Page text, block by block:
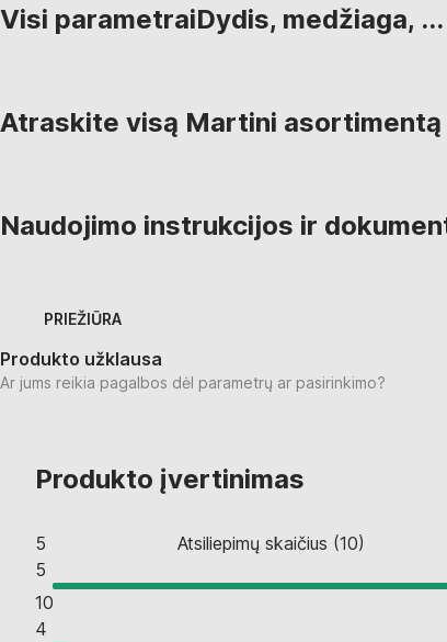
Visi parametraiDydis, medžiaga, ...
Atraskite visą Martini asortimentą
Naudojimo instrukcijos ir
PRIEŽIŪRA
Produkto užklausa
Ar jums reikia pagalbos dėl parametrų ar pasirinkimo?
Produkto įvertinimas
5 Atsiliepimų skaičius (10)
5
10
4